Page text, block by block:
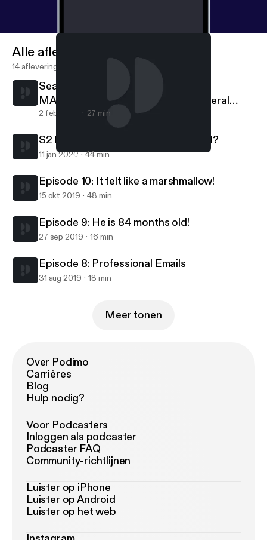
Episode 10: It felt like a marshmallow!
Alle afleveringen
14 afleveringen
Season 2 Ep. 2: I hate you
MAAAAYGAAAAAHHHHN! And Funeral
Food, WTF!
2 feb 2020 27 min
S2 E1: Home: What even are you, girl?
11 jan 2020 44 min
Episode 10: It felt like a marshmallow!
15 okt 2019 48 min
Episode 9: He is 84 months old!
27 sep 2019 16 min
Episode 8: Professional Emails
31 aug 2019 18 min
Meer tonen
Over Podimo
Carrières
Blog
Hulp nodig?
Voor Podcasters
Inloggen als podcaster
Podcaster FAQ
Community-richtlijnen
Luister op iPhone
Luister op Android
Luister op het web